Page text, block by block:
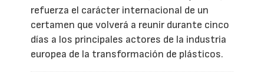
refuerza el carácter internacional de un
certamen que volverá a reunir durante cinco
días a los principales actores de la industria
europea de la transformación de plásticos.